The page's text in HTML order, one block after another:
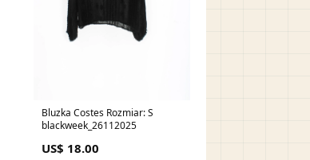
Bluzka Costes Rozmiar: S
blackweek_26112025
US$ 18.00